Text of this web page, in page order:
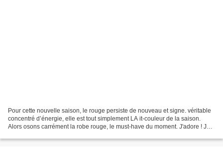
Pour cette nouvelle saison, le rouge persiste de nouveau et signe. véritable
concentré d’énergie, elle est tout simplement LA it-couleur de la saison.
Alors osons carrément la robe rouge, le must-have du moment. J'adore ! Je